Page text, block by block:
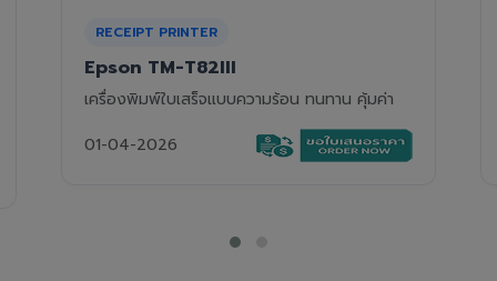
RECEIPT PRINTER
Epson TM-T88VII
เครื่องพิมพ์ใบเสร็จความร้อนรุ่นท็อป ความเร็วสูง
01-04-2026